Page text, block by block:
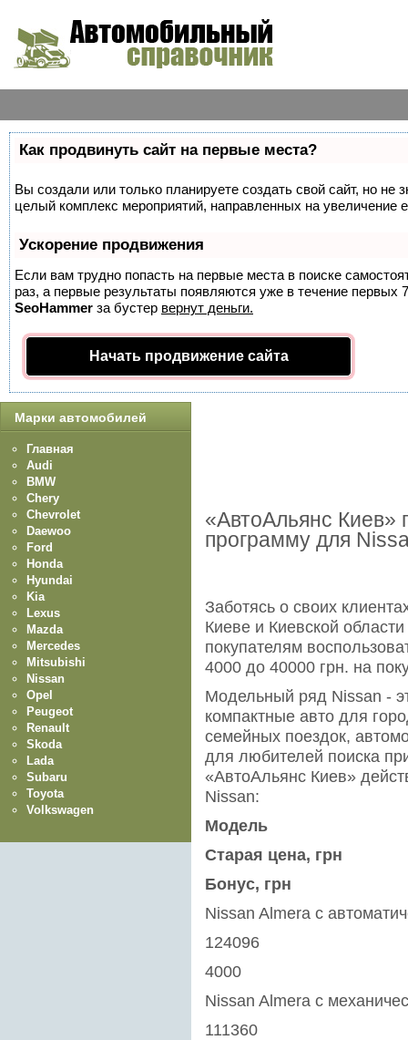
Как продвинуть сайт на первые места?
Вы создали или только планируете создать свой сайт, но не
целый комплекс мероприятий, направленных на увеличение
Ускорение продвижения
Если вам трудно попасть на первые места в поиске
раз, а первые результаты появляются уже в течение первых
SeoHammer за бустер вернут деньги.
Начать продвижение сайта
«АвтоАльянс Киев»
программу для
Заботясь о своих
Киеве и Киевской
покупателям
4000 до 40000 грн. на
Модельный ряд Nissan -
компактные авто для
семейных поездок,
для любителей поиска
«АвтоАльянс Киев»
Nissan:
Модель
Старая цена, грн
Бонус, грн
Nissan Almera с
124096
4000
Nissan Almera с
111360
Марки автомобилей
Главная
Audi
BMW
Chery
Chevrolet
Daewoo
Ford
Honda
Hyundai
Kia
Lexus
Mazda
Mercedes
Mitsubishi
Nissan
Opel
Peugeot
Renault
Skoda
Lada
Subaru
Toyota
Volkswagen